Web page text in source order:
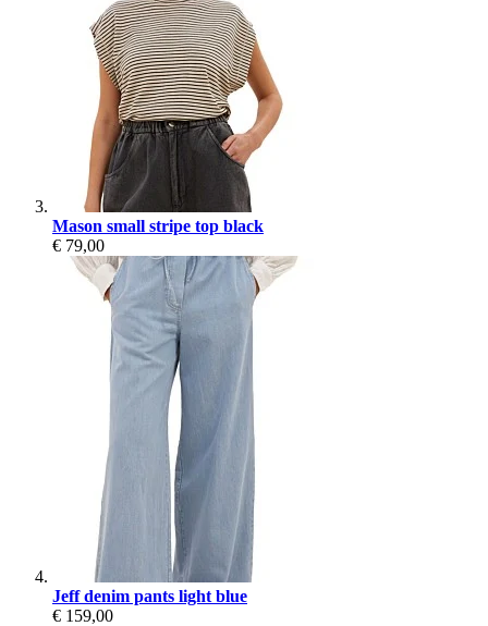
Mason small stripe top black
€ 79,00
Jeff denim pants light blue
€ 159,00